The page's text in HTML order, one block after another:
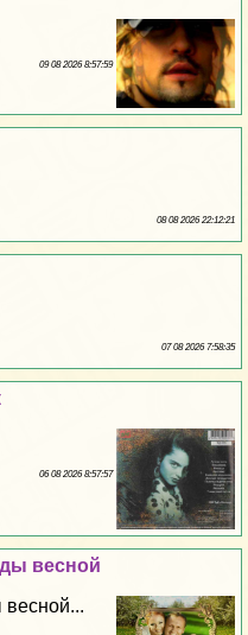
09 08 2026 8:57:59
08 08 2026 22:12:21
07 08 2026 7:58:35
06 08 2026 8:57:57
весной